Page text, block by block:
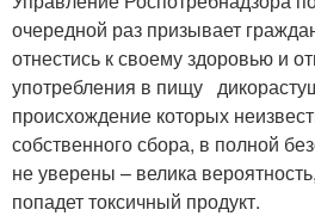
очередной раз призывает
отнестись к своему здоровью и
употребления в пищу
происхождение которых
собственного сбора, в полной
не уверены – велика
попадет токсичный продукт.